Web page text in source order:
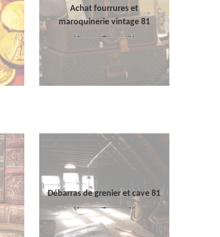
Achat fourrures et
maroquinerie vintage 81
Débarras de grenier et cave 81